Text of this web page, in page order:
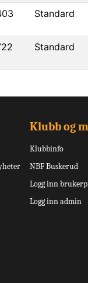
Standard
Standard
Klubb og
Klubbinfo
NBF Buskerud
Logg inn
Logg inn admin